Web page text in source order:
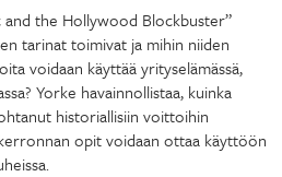
the Hollywood Blockbuster”
tarinat toimivat ja mihin niiden
voidaan käyttää yrityselämässä,
Yorke havainnollistaa, kuinka
historiallisiin voittoihin
opit voidaan ottaa käyttöön